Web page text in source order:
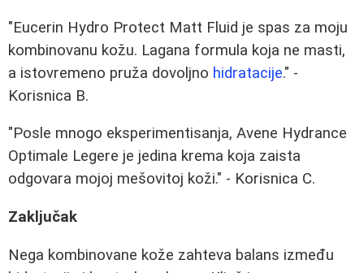
"Eucerin Hydro Protect Matt Fluid je spas za moju
kombinovanu kožu. Lagana formula koja ne masti,
a istovremeno pruža dovoljno hidratacije." -
Korisnica B.
"Posle mnogo eksperimentisanja, Avene Hydrance
Optimale Legere je jedina krema koja zaista
odgovara mojoj mešovitoj koži." - Korisnica C.
Zaključak
Nega kombinovane kože zahteva balans između